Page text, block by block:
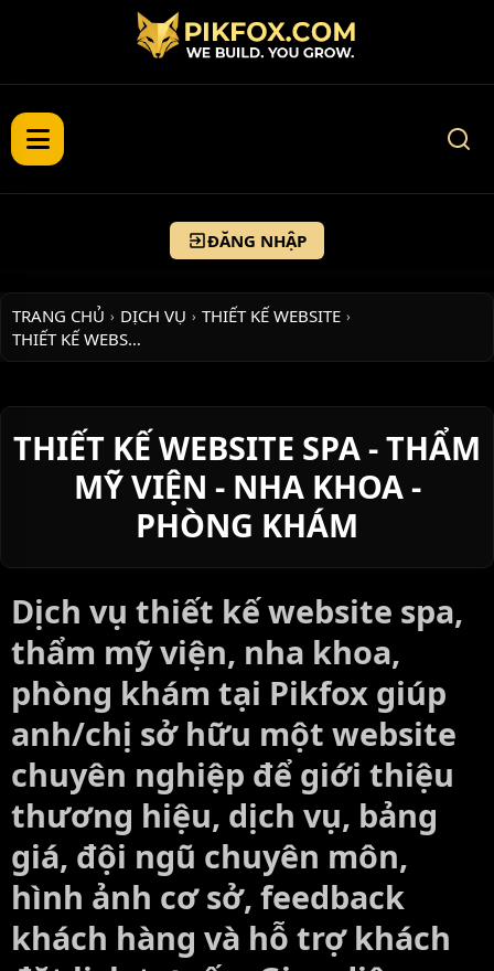
ĐĂNG NHẬP
TRANG CHỦ › DỊCH VỤ › THIẾT KẾ WEBSITE ›
THIẾT KẾ WEBS…
THIẾT KẾ WEBSITE SPA - THẨM
MỸ VIỆN - NHA KHOA -
PHÒNG KHÁM
Dịch vụ thiết kế website spa,
thẩm mỹ viện, nha khoa,
phòng khám tại Pikfox giúp
anh/chị sở hữu một website
chuyên nghiệp để giới thiệu
thương hiệu, dịch vụ, bảng
giá, đội ngũ chuyên môn,
hình ảnh cơ sở, feedback
khách hàng và hỗ trợ khách